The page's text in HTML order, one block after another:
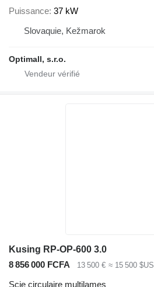
Puissance 37 kW
Slovaquie, Kežmarok
Optimall, s.r.o.
Kusing RP-OP-600 3.0
8 856 000 FCFA
13 500 € ≈ 15 500 $US
Scie circulaire multilames